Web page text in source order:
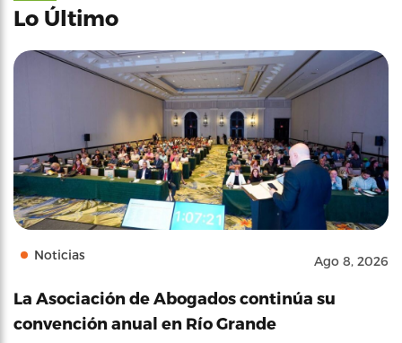
Lo Último
Noticias Ago 8, 2026
La Asociación de Abogados continúa su
convención anual en Río Grande